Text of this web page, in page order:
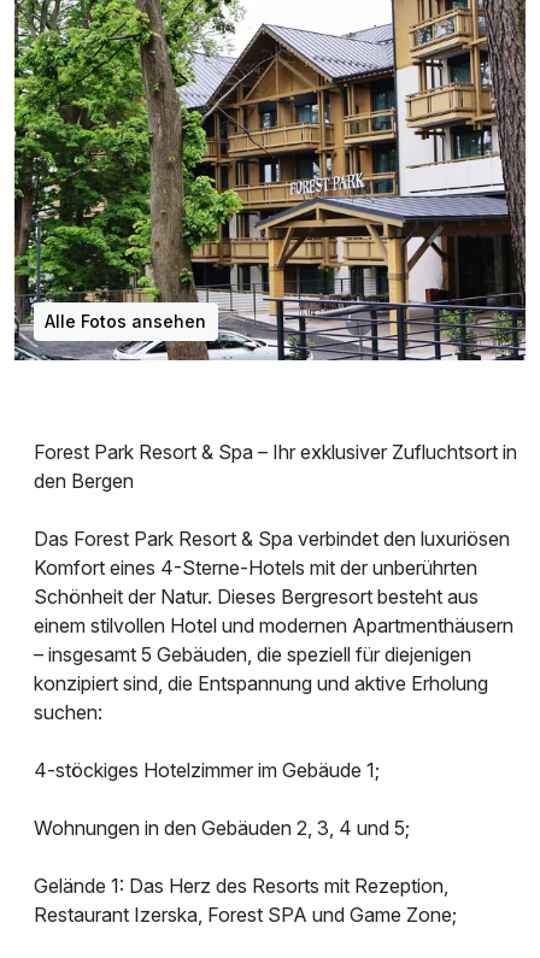
Alle Fotos ansehen
Forest Park Resort & Spa – Ihr exklusiver Zufluchtsort in
den Bergen
Das Forest Park Resort & Spa verbindet den luxuriösen
Komfort eines 4-Sterne-Hotels mit der unberührten
Schönheit der Natur. Dieses Bergresort besteht aus
einem stilvollen Hotel und modernen Apartmenthäusern
– insgesamt 5 Gebäuden, die speziell für diejenigen
konzipiert sind, die Entspannung und aktive Erholung
suchen:
4-stöckiges Hotelzimmer im Gebäude 1;
Wohnungen in den Gebäuden 2, 3, 4 und 5;
Gelände 1: Das Herz des Resorts mit Rezeption,
Restaurant Izerska, Forest SPA und Game Zone;